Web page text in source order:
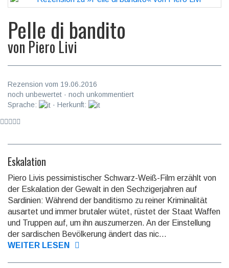
Pelle di bandito
von Piero Livi
Rezension vom 19.06.2016
noch unbewertet · noch unkommentiert
Sprache:
· Herkunft:
Eskalation
Piero Livis pessimistischer Schwarz-Weiß-Film erzählt von
der Eskalation der Gewalt in den Sech­ziger­jahren auf
Sardinien: Während der bandi­tismo zu reiner Krimi­nalität
ausartet und immer brutaler wütet, rüstet der Staat Waffen
und Truppen auf, um ihn aus­zumer­zen. An der Einstel­lung
der sardi­schen Bevöl­kerung ändert das nic...
WEITER LESEN